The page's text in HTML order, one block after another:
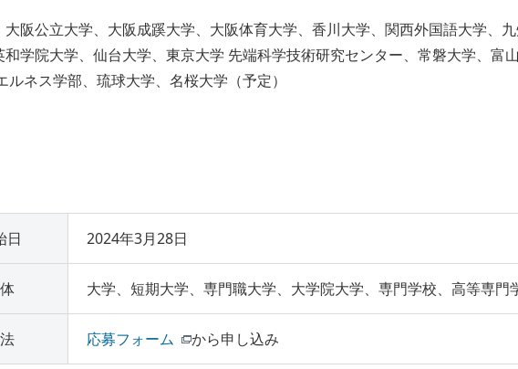
阪公立大学、大阪成蹊大学、大阪体育大学、香川大学、関西外国語大学、
和学院大学、仙台大学、東京大学 先端科学技術研究センター、常磐大学、富
ルネス学部、琉球大学、名桜大学（予定）
日 2024年3月28日
大学、短期大学、専門職大学、大学院大学、専門学校、高等専門
応募フォーム から申し込み